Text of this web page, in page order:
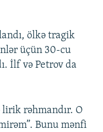
ölkə tragik
üçün 30-cu
İlf və Petrov da
lirik rəhmandır. O
Bunu mənfi